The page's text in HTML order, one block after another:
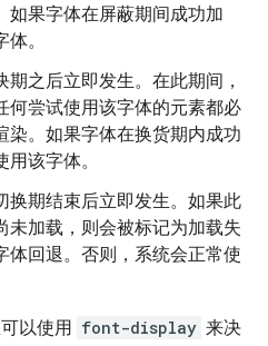
如果字体在屏蔽期间成功加
。
期之后立即发生。在此期间，
何尝试使用该字体的元素都必
染。如果字体在换货期内成功
该字体。
换期结束后立即发生。如果此
未加载，则会被标记为加载失
体回退。否则，系统会正常使
以使用 font-display 来决